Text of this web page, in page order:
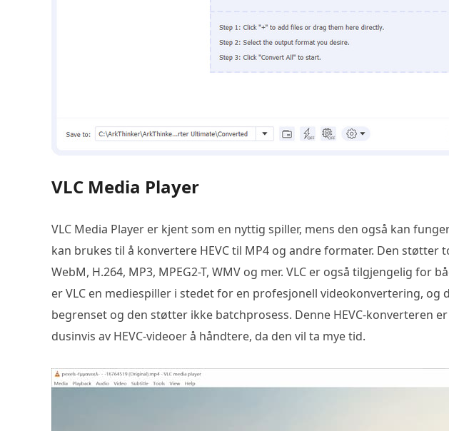
VLC Media Player
VLC Media Player er kjent som en nyttig spiller, mens den også kan
kan brukes til å konvertere HEVC til MP4 og andre formater. Den
WebM, H.264, MP3, MPEG2-T, WMV og mer. VLC er også tilgjengelig for
er VLC en mediespiller i stedet for en profesjonell videokonvertering,
begrenset og den støtter ikke batchprosess. Denne HEVC-konverteren
dusinvis av HEVC-videoer å håndtere, da den vil ta mye tid.